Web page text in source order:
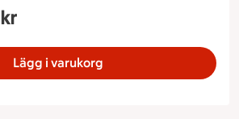
stycken Medelhavssallad med lax
Lägg i varukorg